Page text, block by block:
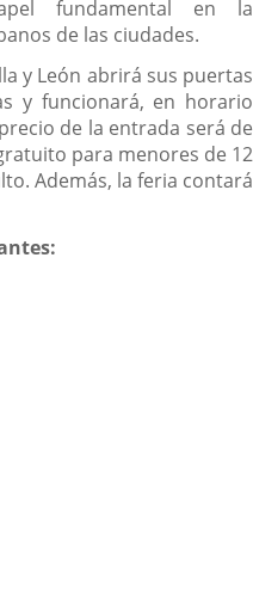
fundamental en la
de las ciudades.
y León abrirá sus puertas
y funcionará, en horario
de la entrada será de
para menores de 12
Además, la feria contará